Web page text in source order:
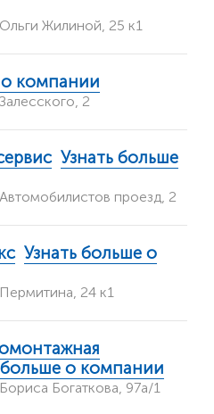
Жилиной, 25 к1
о компании
2
Узнать больше
проезд, 2
Узнать больше о
24 к1
больше о компании
Богаткова, 97а/1